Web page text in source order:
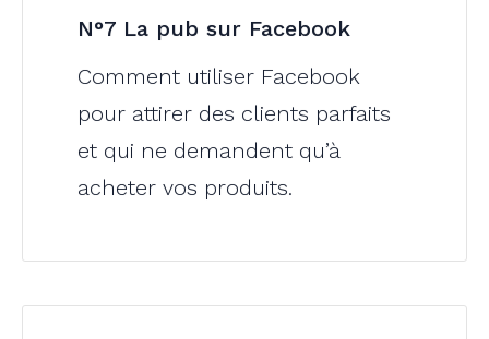
N°7 La pub sur Facebook
Comment utiliser Facebook
pour attirer des clients parfaits
et qui ne demandent qu’à
acheter vos produits.